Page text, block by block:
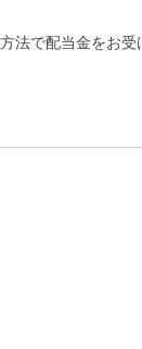
法で配当金をお受